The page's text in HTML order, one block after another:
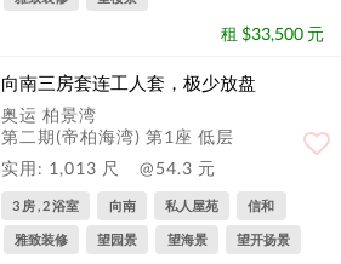
租 $33,500 元
向南三房套连工人套，极少放盘
奥运 柏景湾
第二期(帝柏海湾) 第1座 低层
实用: 1,013 尺
@54.3 元
3 房 , 2 浴室 向南 私人屋苑 信和
雅致装修 望园景 望海景 望开扬景